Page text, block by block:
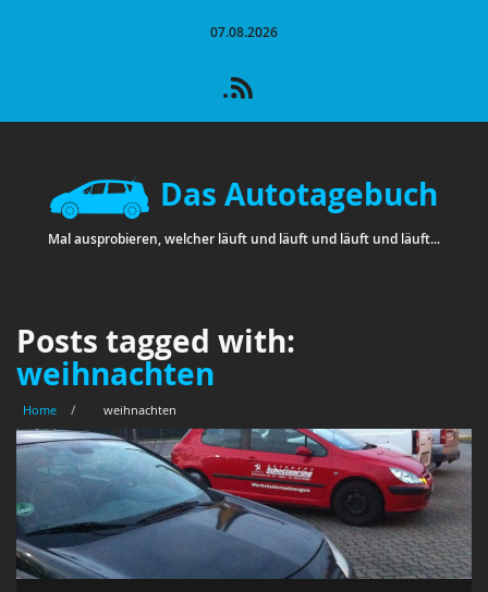
07.08.2026
Das Autotagebuch
Mal ausprobieren, welcher läuft und läuft und läuft und läuft...
Posts tagged with:
weihnachten
Home / weihnachten